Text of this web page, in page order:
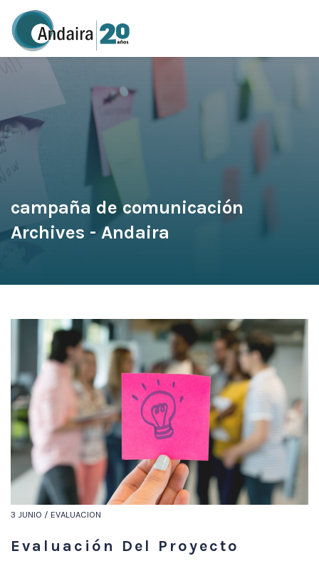
campaña de comunicación
Archives - Andaira
3 JUNIO / EVALUACION
Evaluación Del Proyecto